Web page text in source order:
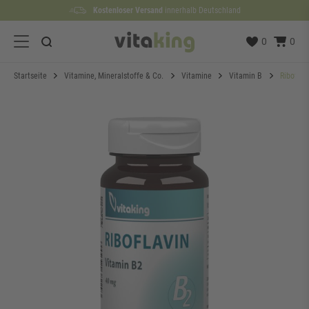
Kostenloser Versand innerhalb Deutschland
100 TageRückgaberecht
Lieferzeit etwa1 bis 3 Werktage
0 0
Startseite Vitamine, Mineralstoffe & Co. Vitamine Vitamin B